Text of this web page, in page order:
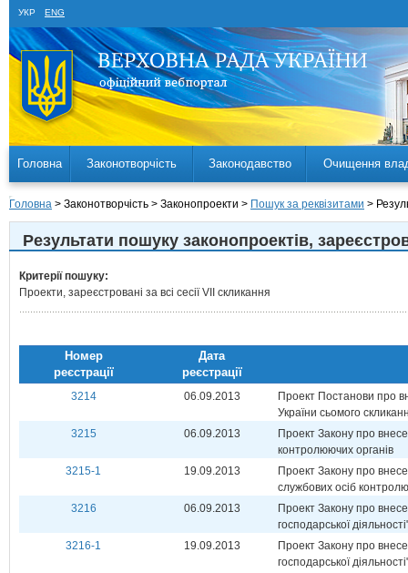
УКР ENG
Головна Законотворчість Законодавство Очищення
Головна > Законотворчість > Законопроекти > Пошук за реквізитами >
Результати пошуку законопроектiв,
Критерії пошуку:
Проекти, зареєстровані за всі сесії VII скликання
Номер
реєстрацiї
Дата
реєстрацiї
3214 06.09.2013
Проект Постанови про
України сьомого
3215
06.09.2013
Проект Закону про
контролюючих органів
3215-1
19.09.2013
Проект Закону про
службових осіб
3216
06.09.2013
Проект Закону про
господарської
3216-1
19.09.2013
Проект Закону про
господарської